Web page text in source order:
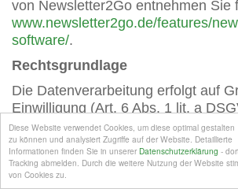
Diese Website verwendet Cookies, um diese optimal gestalten
zu können und analysiert Zugriffe auf der Website. Detaillierte
Informationen finden Sie in unserer Datenschutzerklärung -
Tracking abmelden. Durch die weitere Nutzung der Website
von Cookies zu.
von Newsletter2Go entnehmen Sie
www.newsletter2go.de/features/
software/.
Rechtsgrundlage
Die Datenverarbeitung erfolgt auf
Einwilligung (Art. 6 Abs. 1 lit. a
diese Einwilligung jederzeit
Rechtmäßigkeit der bereits erfolgten
Datenverarbeitungsvorgänge bleibt
unberührt.